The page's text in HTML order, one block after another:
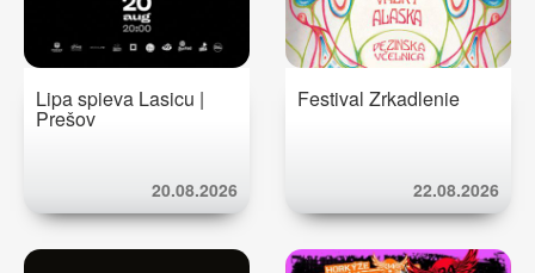
Lipa spieva Lasicu |
Prešov
20.08.2026
Festival Zrkadlenie
22.08.2026